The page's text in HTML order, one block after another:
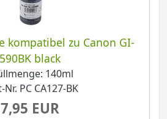
kompatibel zu Canon GI-
590BK black
140ml
Nr. PC CA127-BK
7,95 EUR